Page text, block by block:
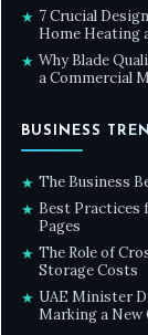
★ 7 Crucial
Home Heating
★ Why Blade
a Commercial
BUSINESS
★ The Business
★ Best Practices
Pages
★ The Role of
Storage Costs
★ UAE Minister
Marking a